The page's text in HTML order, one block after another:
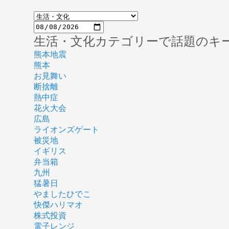
生活・文化カテゴリーで話題のキ
熊本地震
熊本
お見舞い
断捨離
熱中症
花火大会
広島
ライオンズゲート
被災地
イギリス
弁当箱
九州
猛暑日
やましたひでこ
快傑ハリマオ
株式投資
電子レンジ